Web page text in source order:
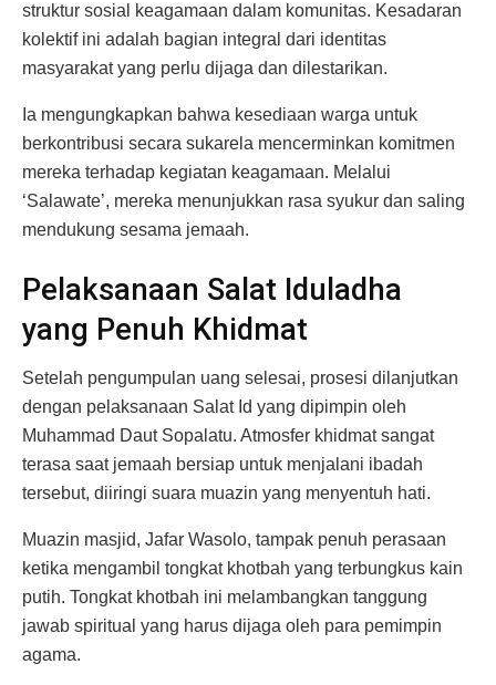
struktur sosial keagamaan dalam komunitas. Kesadaran
kolektif ini adalah bagian integral dari identitas
masyarakat yang perlu dijaga dan dilestarikan.
Ia mengungkapkan bahwa kesediaan warga untuk
berkontribusi secara sukarela mencerminkan komitmen
mereka terhadap kegiatan keagamaan. Melalui
‘Salawate’, mereka menunjukkan rasa syukur dan saling
mendukung sesama jemaah.
Pelaksanaan Salat Iduladha
yang Penuh Khidmat
Setelah pengumpulan uang selesai, prosesi dilanjutkan
dengan pelaksanaan Salat Id yang dipimpin oleh
Muhammad Daut Sopalatu. Atmosfer khidmat sangat
terasa saat jemaah bersiap untuk menjalani ibadah
tersebut, diiringi suara muazin yang menyentuh hati.
Muazin masjid, Jafar Wasolo, tampak penuh perasaan
ketika mengambil tongkat khotbah yang terbungkus kain
putih. Tongkat khotbah ini melambangkan tanggung
jawab spiritual yang harus dijaga oleh para pemimpin
agama.